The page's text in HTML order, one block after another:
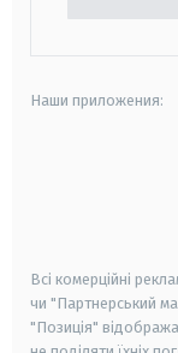
Наши приложения:
Всі комерційні
чи "Партнерський
"Позиція"